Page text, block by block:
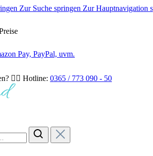
Zur Suche springen Zur Hauptnavigation
Pay, PayPal, uvm.
👉🏻 Hotline: 0365 / 773 090 - 50